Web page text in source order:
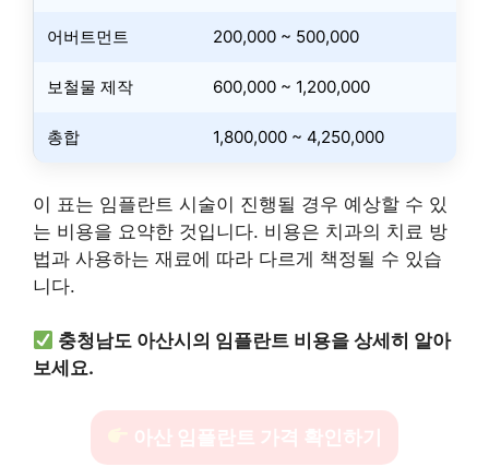
어버트먼트 200,000 ~ 500,000
보철물 제작 600,000 ~ 1,200,000
총합 1,800,000 ~ 4,250,000
이 표는 임플란트 시술이 진행될 경우 예상할 수 있
는 비용을 요약한 것입니다. 비용은 치과의 치료 방
법과 사용하는 재료에 따라 다르게 책정될 수 있습
니다.
충청남도 아산시의 임플란트 비용을 상세히 알아
보세요.
아산 임플란트 가격 확인하기